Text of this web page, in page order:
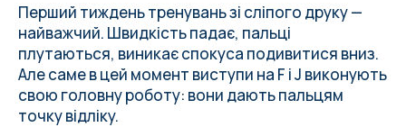
Перший тиждень тренувань зі сліпого друку —
найважчий. Швидкість падає, пальці
плутаються, виникає спокуса подивитися вниз.
Але саме в цей момент виступи на F і J виконують
свою головну роботу: вони дають пальцям
точку відліку.